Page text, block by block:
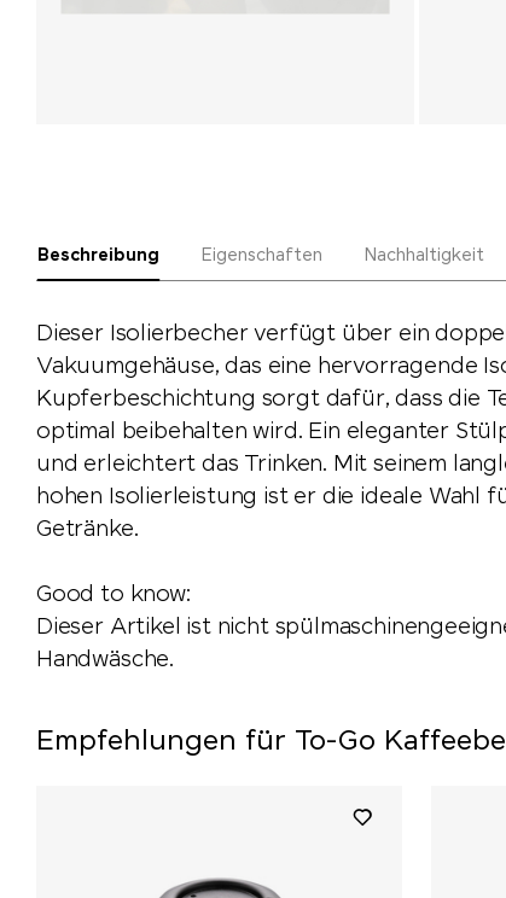
Beschreibung Eigenschaften Nachhaltigkeit
Dieser Isolierbecher verfügt über ein
Vakuumgehäuse, das eine hervorragende
Kupferbeschichtung sorgt dafür, dass die
optimal beibehalten wird. Ein eleganter
und erleichtert das Trinken. Mit seinem
hohen Isolierleistung ist er die ideale Wahl
Getränke.
Good to know:
Dieser Artikel ist nicht
Handwäsche.
Empfehlungen für To-Go